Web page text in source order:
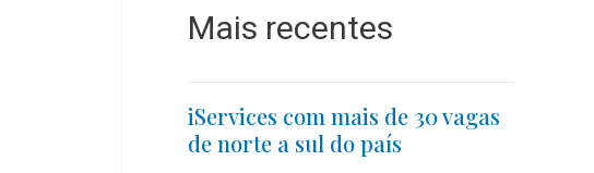
Mais recentes
iServices com mais de 30 vagas
de norte a sul do país